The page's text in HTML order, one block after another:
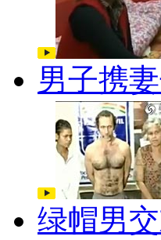
男子携
绿帽男